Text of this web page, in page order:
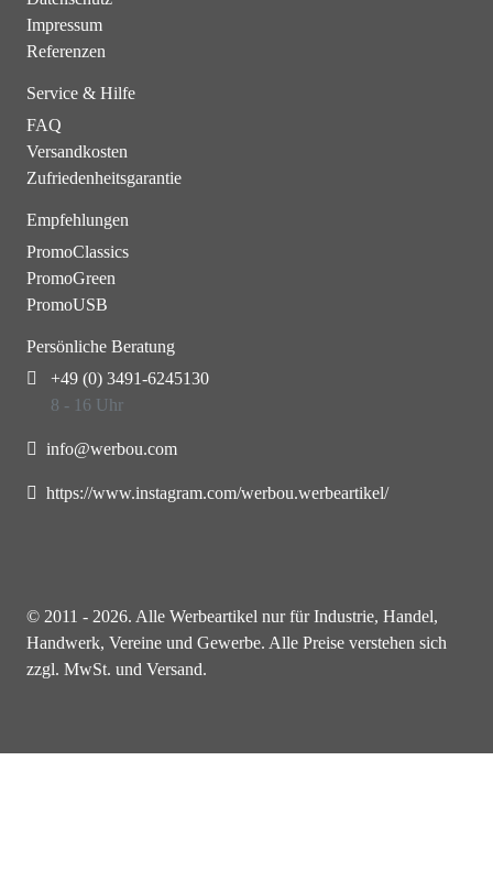
Impressum
Referenzen
Service & Hilfe
FAQ
Versandkosten
Zufriedenheitsgarantie
Empfehlungen
PromoClassics
PromoGreen
PromoUSB
Persönliche Beratung
+49 (0) 3491-6245130
8 - 16 Uhr
info@werbou.com
https://www.instagram.com/werbou.werbeartikel/
© 2011 - 2026. Alle Werbeartikel nur für Industrie, Handel,
Handwerk, Vereine und Gewerbe. Alle Preise verstehen sich
zzgl. MwSt. und Versand.